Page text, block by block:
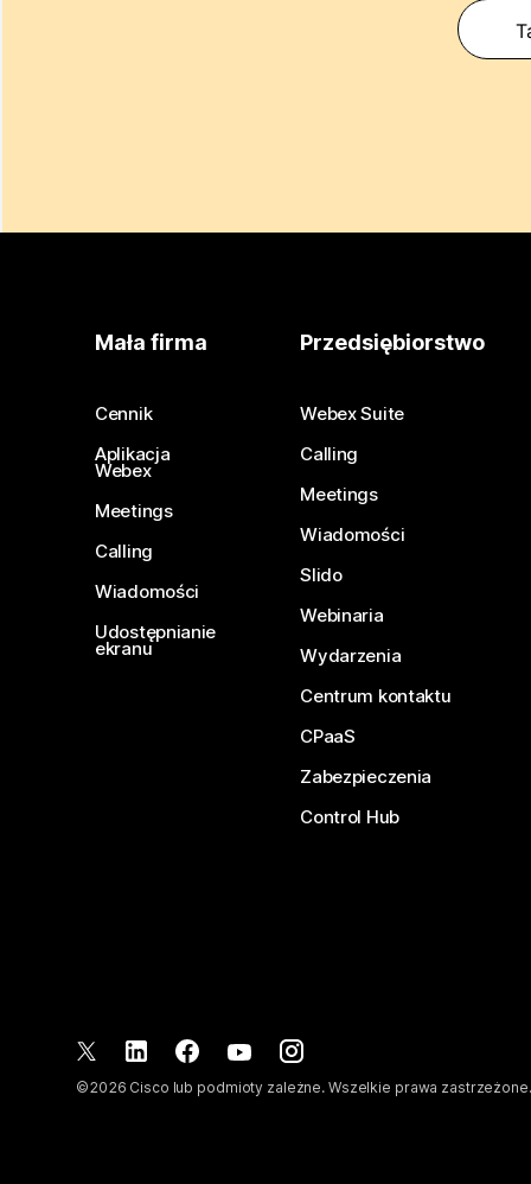
Mała firma
Cennik
Aplikacja
Webex
Meetings
Calling
Wiadomości
Udostępnianie
ekranu
Przedsiębiorstwo
Webex Suite
Calling
Meetings
Wiadomości
Slido
Webinaria
Wydarzenia
Centrum kontaktu
CPaaS
Zabezpieczenia
Control Hub
©2026 Cisco lub podmioty zależne. Wszelkie prawa zastrzeżone.